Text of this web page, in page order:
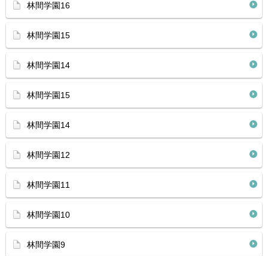
林間学園16
林間学園15
林間学園14
林間学園15
林間学園14
林間学園12
林間学園11
林間学園10
林間学園9